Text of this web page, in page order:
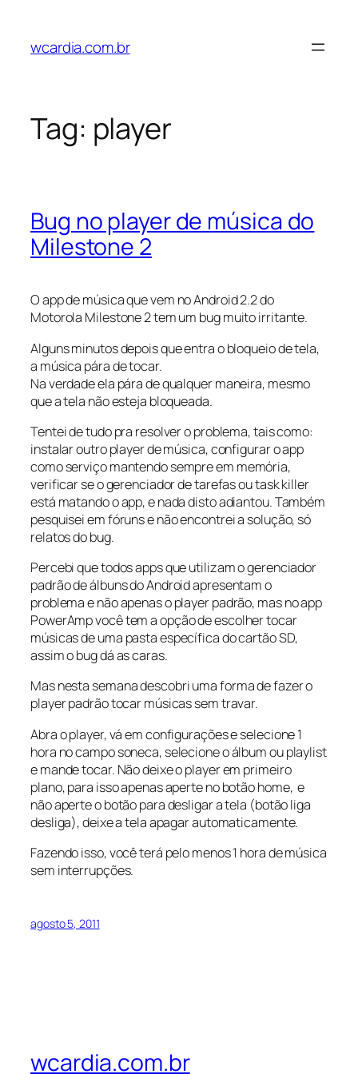
wcardia.com.br
Tag: player
Bug no player de música do
Milestone 2
O app de música que vem no Android 2.2 do
Motorola Milestone 2 tem um bug muito irritante.
Alguns minutos depois que entra o bloqueio de tela,
a música pára de tocar.
Na verdade ela pára de qualquer maneira, mesmo
que a tela não esteja bloqueada.
Tentei de tudo pra resolver o problema, tais como:
instalar outro player de música, configurar o app
como serviço mantendo sempre em memória,
verificar se o gerenciador de tarefas ou task killer
está matando o app, e nada disto adiantou. Também
pesquisei em fóruns e não encontrei a solução, só
relatos do bug.
Percebi que todos apps que utilizam o gerenciador
padrão de álbuns do Android apresentam o
problema e não apenas o player padrão, mas no app
PowerAmp você tem a opção de escolher tocar
músicas de uma pasta específica do cartão SD,
assim o bug dá as caras.
Mas nesta semana descobri uma forma de fazer o
player padrão tocar músicas sem travar.
Abra o player, vá em configurações e selecione 1
hora no campo soneca, selecione o álbum ou playlist
e mande tocar. Não deixe o player em primeiro
plano, para isso apenas aperte no botão home, e
não aperte o botão para desligar a tela (botão liga
desliga), deixe a tela apagar automaticamente.
Fazendo isso, você terá pelo menos 1 hora de música
sem interrupções.
agosto 5, 2011
wcardia.com.br